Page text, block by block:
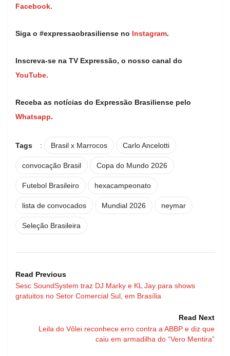
Facebook.
Siga o #expressaobrasiliense no Instagram.
Inscreva-se na TV Expressão, o nosso canal do
YouTube.
Receba as notícias do Expressão Brasiliense pelo
Whatsapp.
Tags : Brasil x Marrocos Carlo Ancelotti
convocação Brasil Copa do Mundo 2026
Futebol Brasileiro hexacampeonato
lista de convocados Mundial 2026 neymar
Seleção Brasileira
Read Previous
Sesc SoundSystem traz DJ Marky e KL Jay para shows
gratuitos no Setor Comercial Sul, em Brasília
Read Next
Leila do Vôlei reconhece erro contra a ABBP e diz que
caiu em armadilha do “Vero Mentira”